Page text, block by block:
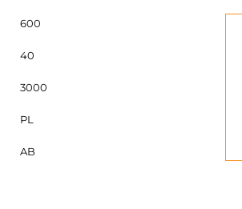
600
40
3000
PL
AB